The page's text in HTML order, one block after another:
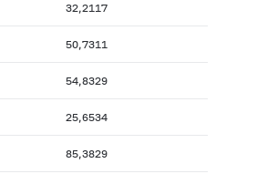
32,2117
50,7311
54,8329
25,6534
85,3829